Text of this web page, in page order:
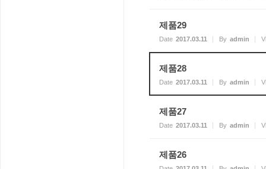
제품29
Date 2017.03.11 By admin
제품28
Date 2017.03.11 By admin
제품27
Date 2017.03.11 By admin
제품26